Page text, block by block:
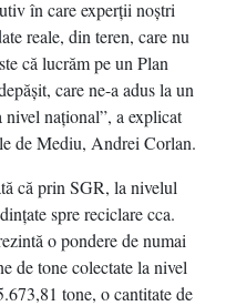
în care experţii noştri
reale, din teren, care nu
că lucrăm pe un Plan
care ne-a adus la un
naţional”, a explicat
de Mediu, Andrei Corlan.
că prin SGR, la nivelul
spre reciclare cca.
o pondere de numai
de tone colectate la nivel
tone, o cantitate de